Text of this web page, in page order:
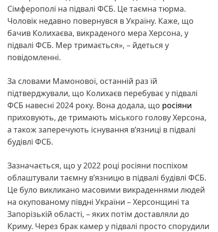
Сімферополі на підвалі ФСБ. Це таємна тюрма.
Чоловік недавно повернувся в Україну. Каже, що
бачив Колихаєва, викраденого мера Херсона, у
підвалі ФСБ. Мер тримається», – йдеться у
повідомленні.
За словами Мамонової, останній раз їй
підтверджували, що Колихаєв перебуває у підвалі
ФСБ навесні 2024 року. Вона додала, що росіяни
приховують, де тримають міського голову Херсона,
а також заперечують існування вʼязниці в підвалі
будівлі ФСБ.
Зазначається, що у 2022 році росіяни поспіхом
облаштували таємну в’язницю в підвалі будівлі ФСБ.
Це було викликано масовими викраденнями людей
на окупованому півдні України – Херсонщині та
Запорізькій області, – яких потім доставляли до
Криму. Через брак камер у підвалі просто спорудили